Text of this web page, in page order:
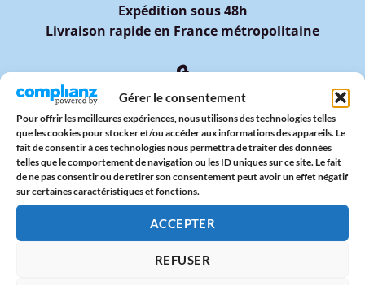
Gérer le consentement
Pour offrir les meilleures expériences, nous utilisons des technologies telles
que les cookies pour stocker et/ou accéder aux informations des appareils. Le
fait de consentir à ces technologies nous permettra de traiter des données
telles que le comportement de navigation ou les ID uniques sur ce site. Le fait
de ne pas consentir ou de retirer son consentement peut avoir un effet négatif
sur certaines caractéristiques et fonctions.
ACCEPTER
REFUSER
Expédition sous 48h
Livraison rapide en France métropolitaine
🔒
Paiement sécurisé
CB & PayPal sur serveur protégé
🇫🇷
Atelier en France
Marseille
💬